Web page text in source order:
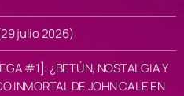
julio 2026)
#1]: ¿BETÚN, NOSTALGIA Y
INMORTAL DE JOHN CALE EN